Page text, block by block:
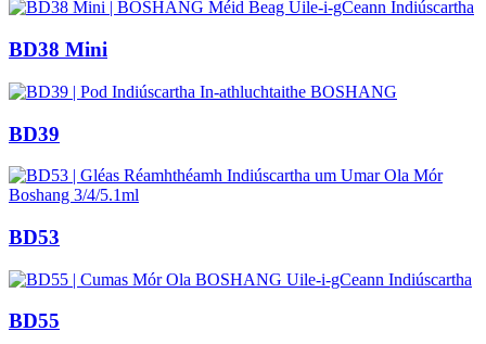
BD38 Mini
BD39
BD53
BD55